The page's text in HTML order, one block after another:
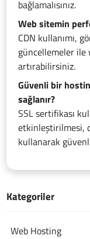
bağlamalısınız.
Web sitemin
CDN kullanımı,
güncellemeler ile
artırabilirsiniz.
Güvenli bir
sağlanır?
SSL sertifikası
etkinleştirilmesi,
kullanarak
Kategoriler
Web Hosting